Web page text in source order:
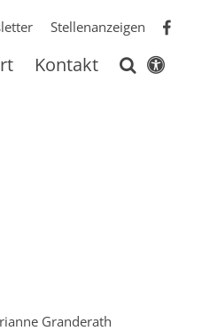
Stellenanzeigen
Kontakt
Granderath